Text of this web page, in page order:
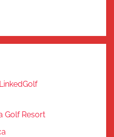
Golf Resort